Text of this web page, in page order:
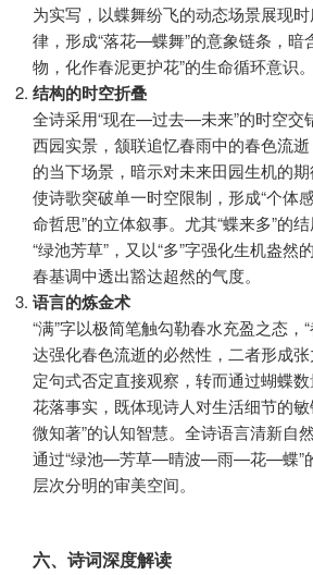
为实写，以蝶舞纷飞的动态场景展现
律，形成“落花—蝶舞”的意象链条，暗
物，化作春泥更护花”的生命循环意识。
结构的时空折叠
全诗采用“现在—过去—未来”的时空交
西园实景，颔联追忆春雨中的春色流逝
的当下场景，暗示对未来田园生机的
使诗歌突破单一时空限制，形成“个
命哲思”的立体叙事。尤其“蝶来多”的
“绿池芳草”，又以“多”字强化生机盎然
春基调中透出豁达超然的气度。
语言的炼金术
“满”字以极简笔触勾勒春水充盈之态，
达强化春色流逝的必然性，二者形成张
定句式否定直接观察，转而通过蝴蝶
花落事实，既体现诗人对生活细节的
微知著”的认知智慧。全诗语言清新自
通过“绿池—芳草—晴波—雨—花—蝶”
层次分明的审美空间。
六、诗词深度解读